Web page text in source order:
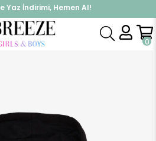
Yaz İndirimi, Hemen Al!
İndirimi Kap, Hemen Üye Ol!
0
Hırka